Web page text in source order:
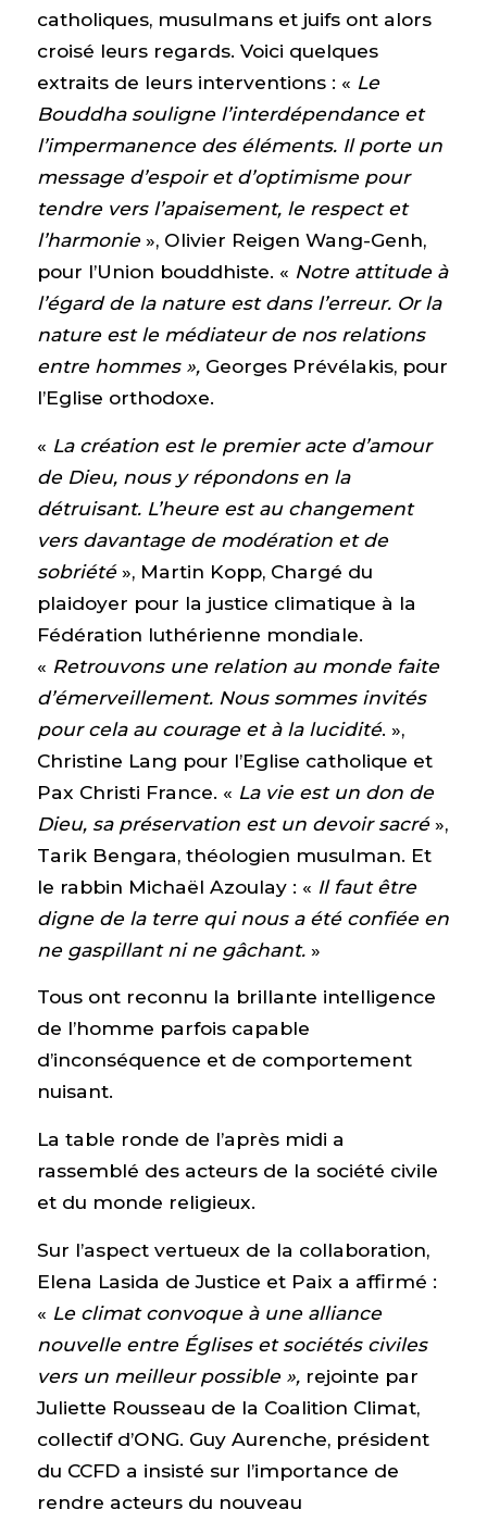
catholiques, musulmans et juifs ont alors
croisé leurs regards. Voici quelques
extraits de leurs interventions : « Le
Bouddha souligne l’interdépendance et
l’impermanence des éléments. Il porte un
message d’espoir et d’optimisme pour
tendre vers l’apaisement, le respect et
l’harmonie», Olivier Reigen Wang-Genh,
pour l’Union bouddhiste. « Notre attitude à
l’égard de la nature est dans l’erreur. Or la
nature est le médiateur de nos relations
entre hommes »,Georges Prévélakis, pour
l’Eglise orthodoxe.
« La création est le premier acte d’amour
de Dieu, nous y répondons en la
détruisant. L’heure est au changement
vers davantage de modération et de
sobriété», Martin Kopp, Chargé du
plaidoyer pour la justice climatique à la
Fédération luthérienne mondiale.
« Retrouvons une relation au monde faite
d’émerveillement. Nous sommes invités
pour cela au courage et à la lucidité. »,
Christine Lang pour l’Eglise catholique et
Pax Christi France. « La vie est un don de
Dieu, sa préservation est un devoir sacré»,
Tarik Bengara, théologien musulman. Et
le rabbin Michaël Azoulay : « Il faut être
digne de la terre qui nous a été confiée en
ne gaspillant ni ne gâchant.»
Tous ont reconnu la brillante intelligence
de l’homme parfois capable
d’inconséquence et de comportement
nuisant.
La table ronde de l’après midi a
rassemblé des acteurs de la société civile
et du monde religieux.
Sur l’aspect vertueux de la collaboration,
Elena Lasida de Justice et Paix a affirmé :
« Le climat convoque à une alliance
nouvelle entre Églises et sociétés civiles
vers un meilleur possible »,rejointe par
Juliette Rousseau de la Coalition Climat,
collectif d’ONG. Guy Aurenche, président
du CCFD a insisté sur l’importance de
rendre acteurs du nouveau